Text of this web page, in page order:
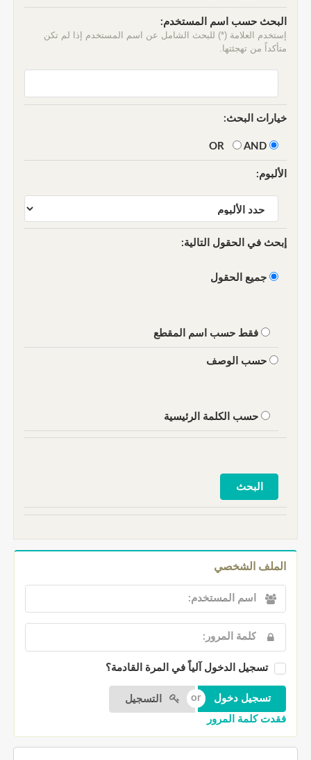
البحث حسب اسم المستخدم:
إستخدم العلامة (*) للبحث الشامل عن اسم المستخدم إذا لم تكن
متأكداً من تهجئتها.
خيارات البحث:
AND
الألبوم:
إبحث في الحقول التالية:
جميع الحقول
فقط حسب اسم المقطع
حسب الوصف
حسب الكلمة الرئيسية
الملف الشخصي
تسجيل الدخول آلياً في المرة القادمة؟
التسجيل
فقدت كلمة المرور